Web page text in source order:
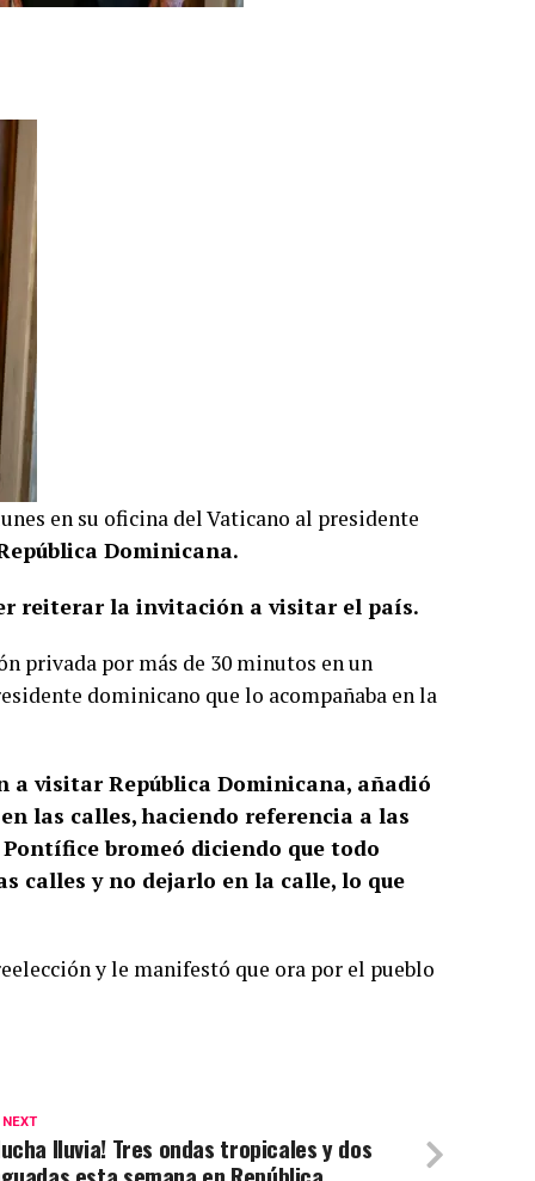
en su oficina del Vaticano al presidente
Dominicana.
reiterar la invitación a visitar el país.
privada por más de 30 minutos en un
dominicano que lo acompañaba en la
visitar República Dominicana, añadió
las calles, haciendo referencia a las
bromeó diciendo que todo
calles y no dejarlo en la calle, lo que
y le manifestó que ora por el pueblo
NEXT
lluvia! Tres ondas tropicales y dos